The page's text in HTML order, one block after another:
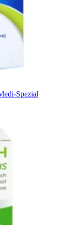
Spezial